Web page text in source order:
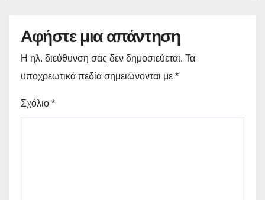
Αφήστε μια απάντηση
Η ηλ. διεύθυνση σας δεν δημοσιεύεται. Τα
υποχρεωτικά πεδία σημειώνονται με *
Σχόλιο *